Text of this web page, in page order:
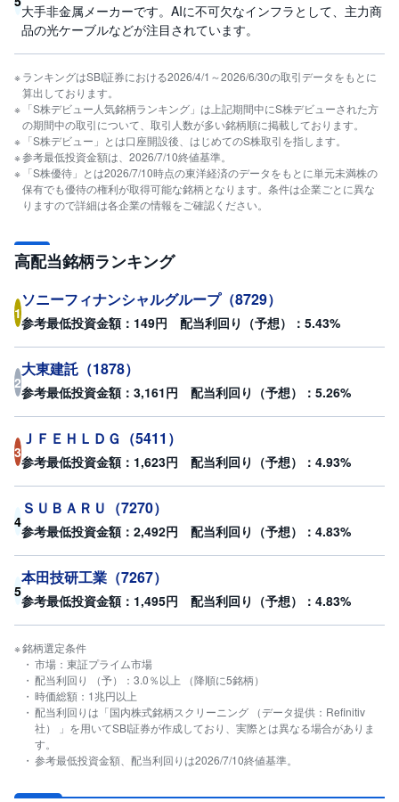
大手非金属メーカーです。AIに不可欠なインフラとして、主力商
品の光ケーブルなどが注目されています。
ランキングはSBI証券における2026/4/1～2026/6/30の取引データをもとに
算出しております。
「S株デビュー人気銘柄ランキング」は上記期間中にS株デビューされた方
の期間中の取引について、取引人数が多い銘柄順に掲載しております。
「S株デビュー」とは口座開設後、はじめてのS株取引を指します。
参考最低投資金額は、2026/7/10終値基準。
「S株優待」とは2026/7/10時点の東洋経済のデータをもとに単元未満株の
保有でも優待の権利が取得可能な銘柄となります。条件は企業ごとに異な
りますので詳細は各企業の情報をご確認ください。
高配当銘柄ランキング
1
ソニーフィナンシャルグループ（8729）
参考最低投資金額： 149円 配当利回り（予想）： 5.43%
2
大東建託 （1878）
参考最低投資金額： 3,161円 配当利回り（予想）： 5.26%
3
ＪＦＥＨＬＤＧ （5411 ）
参考最低投資金額： 1,623円 配当利回り（予想）： 4.93%
4
ＳＵＢＡＲＵ （7270）
参考最低投資金額： 2,492円 配当利回り（予想）： 4.83%
5
本田技研工業 （7267）
参考最低投資金額： 1,495円 配当利回り（予想）： 4.83%
銘柄選定条件
市場：東証プライム市場
配当利回り （予）：3.0％以上 （降順に5銘柄）
時価総額：1兆円以上
配当利回りは「国内株式銘柄スクリーニング （データ提供：Refinitiv
社） 」を用いてSBI証券が作成しており、実際とは異なる場合がありま
す。
参考最低投資金額、配当利回りは2026/7/10終値基準。